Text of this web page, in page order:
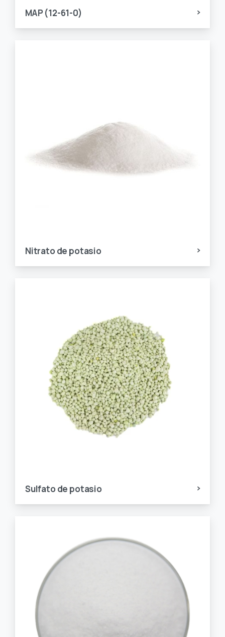
MAP (12-61-0)
Nitrato de potasio
Sulfato de potasio